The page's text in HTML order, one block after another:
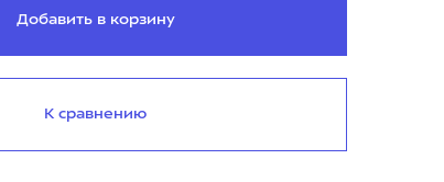
Добавить в корзину
К сравнению